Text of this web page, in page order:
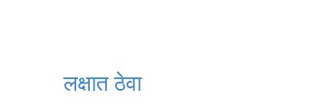
लक्षात ठेवा